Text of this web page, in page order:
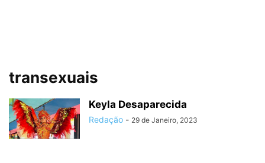
transexuais
Keyla Desaparecida
Redação - 29 de Janeiro, 2023